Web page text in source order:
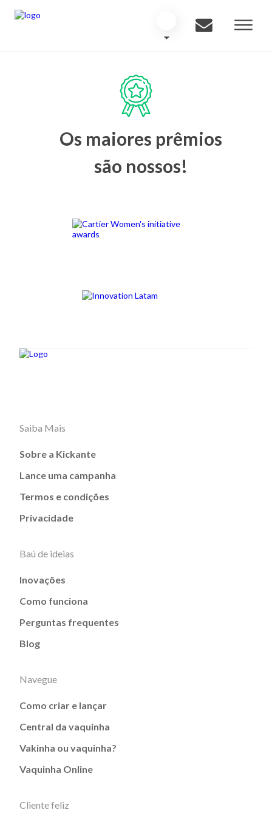
Os maiores prêmios
são nossos!
Saiba Mais
Sobre a Kickante
Lance uma campanha
Termos e condições
Privacidade
Baú de ideias
Inovações
Como funciona
Perguntas frequentes
Blog
Navegue
Como criar e lançar
Central da vaquinha
Vakinha ou vaquinha?
Vaquinha Online
Cliente feliz